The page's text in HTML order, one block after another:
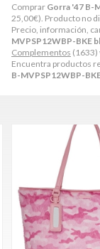
Comprar Gorra '47 B-
25,00€). Producto no
Precio, información,
MVPSP12WBP-BKE
Complementos (1633)
Encuentra productos
B-MVPSP12WBP-